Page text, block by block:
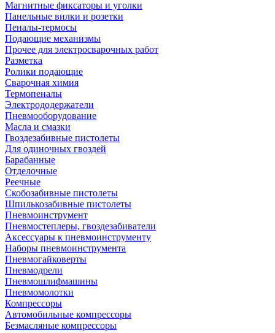
Магнитные фиксаторы и уголки
Панельные вилки и розетки
Пеналы-термосы
Подающие механизмы
Прочее для электросварочных работ
Разметка
Ролики подающие
Сварочная химия
Термопеналы
Электрододержатели
Пневмооборудование
Масла и смазки
Гвоздезабивные пистолеты
Для одиночных гвоздей
Барабанные
Отделочные
Реечные
Скобозабивные пистолеты
Шпилькозабивные пистолеты
Пневмоинструмент
Пневмостеплеры, гвоздезабиватели
Аксессуары к пневмоинструменту
Наборы пневмоинструмента
Пневмогайковерты
Пневмодрели
Пневмошлифмашины
Пневмомолотки
Компрессоры
Автомобильные компрессоры
Безмасляные компрессоры